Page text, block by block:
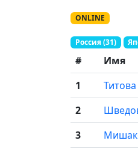
ONLINE
Россия (31)
# Имя
1
2
3